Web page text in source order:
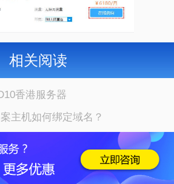
相关阅读
香港服务器
主机如何绑定域名？